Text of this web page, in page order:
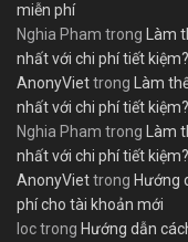
miễn phí
Nghia Pham trong
Làm
nhất với chi phí tiết kiệm?
AnonyViettrong
Làm
nhất với chi phí tiết kiệm?
Nghia Pham trong
Làm
nhất với chi phí tiết kiệm?
AnonyViettrong Hướng
phí cho tài khoản mới
loctrong Hướng dẫn